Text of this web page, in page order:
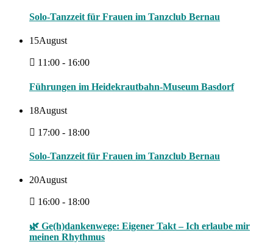
Solo-Tanzzeit für Frauen im Tanzclub Bernau
15August
11:00 - 16:00
Führungen im Heidekrautbahn-Museum Basdorf
18August
17:00 - 18:00
Solo-Tanzzeit für Frauen im Tanzclub Bernau
20August
16:00 - 18:00
🌿 Ge(h)dankenwege: Eigener Takt – Ich erlaube mir
meinen Rhythmus